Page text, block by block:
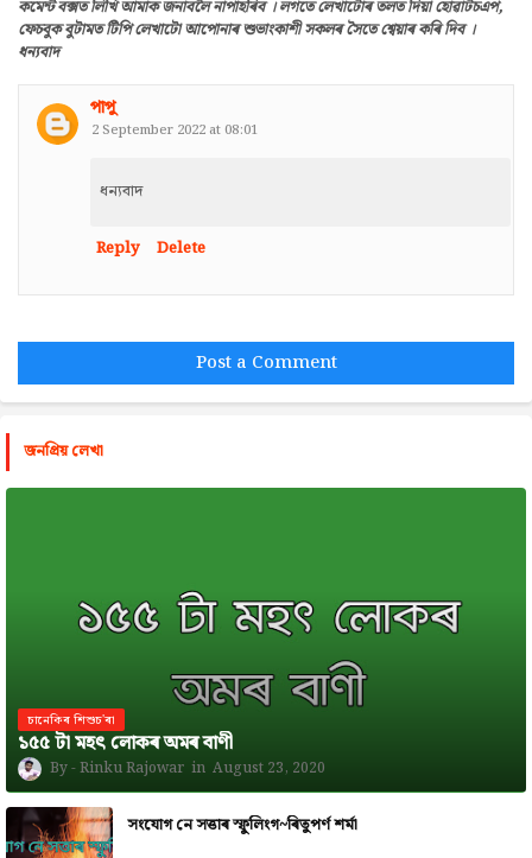
কমেন্ট বক্সত লিখি আমাক জনাবলৈ নাপাহৰিব । লগতে লেখাটোৰ তলত দিয়া হোৱাটচএপ,
ফেচবুক বুটামত টিপি লেখাটো আপোনাৰ শুভাংকাশী সকলৰ সৈতে শ্বেয়াৰ কৰি দিব ।
ধন্যবাদ
পাপু
2 September 2022 at 08:01
ধন্যবাদ
Reply Delete
Post a Comment
জনপ্রিয় লেখা
চানেকিৰ শিশুচ'ৰা
১৫৫ টা মহৎ লোকৰ অমৰ বাণী
Rinku Rajowar August 23, 2020
সংযোগ নে সত্তাৰ স্ফুলিংগ~ৰিতুপৰ্ণ শৰ্মা